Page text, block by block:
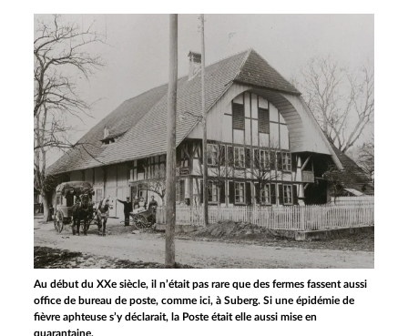
Au début du XXe siècle, il n’était pas rare que des fermes fassent aussi
office de bureau de poste, comme ici, à Suberg. Si une épidémie de
fièvre aphteuse s’y déclarait, la Poste était elle aussi mise en
quarantaine.